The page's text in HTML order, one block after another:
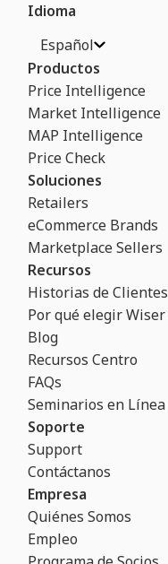
Idioma
Español
Productos
Price Intelligence
Market Intelligence
MAP Intelligence
Price Check
Soluciones
Retailers
eCommerce Brands
Marketplace Sellers
Recursos
Historias de Clientes
Por qué elegir Wiser
Blog
Recursos Centro
FAQs
Seminarios en Línea
Soporte
Support
Contáctanos
Empresa
Quiénes Somos
Empleo